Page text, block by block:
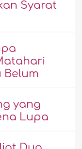
Syarat
Belum
yang
Lupa